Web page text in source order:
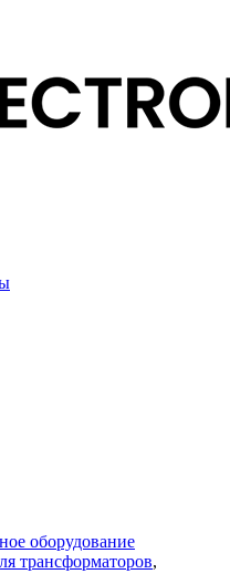
оборудование
трансформаторов,